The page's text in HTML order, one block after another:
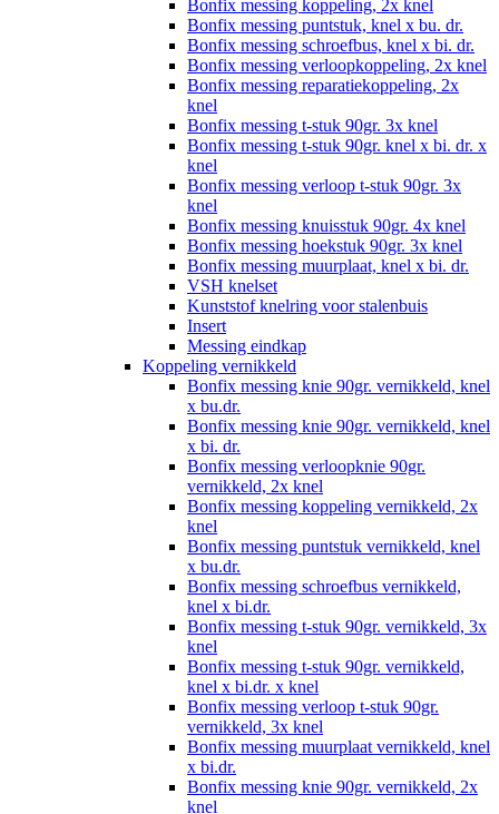
Bonfix messing koppeling, 2x knel
Bonfix messing puntstuk, knel x bu. dr.
Bonfix messing schroefbus, knel x bi. dr.
Bonfix messing verloopkoppeling, 2x knel
Bonfix messing reparatiekoppeling, 2x
knel
Bonfix messing t-stuk 90gr. 3x knel
Bonfix messing t-stuk 90gr. knel x bi. dr. x
knel
Bonfix messing verloop t-stuk 90gr. 3x
knel
Bonfix messing knuisstuk 90gr. 4x knel
Bonfix messing hoekstuk 90gr. 3x knel
Bonfix messing muurplaat, knel x bi. dr.
VSH knelset
Kunststof knelring voor stalenbuis
Insert
Messing eindkap
Koppeling vernikkeld
Bonfix messing knie 90gr. vernikkeld, knel
x bu.dr.
Bonfix messing knie 90gr. vernikkeld, knel
x bi. dr.
Bonfix messing verloopknie 90gr.
vernikkeld, 2x knel
Bonfix messing koppeling vernikkeld, 2x
knel
Bonfix messing puntstuk vernikkeld, knel
x bu.dr.
Bonfix messing schroefbus vernikkeld,
knel x bi.dr.
Bonfix messing t-stuk 90gr. vernikkeld, 3x
knel
Bonfix messing t-stuk 90gr. vernikkeld,
knel x bi.dr. x knel
Bonfix messing verloop t-stuk 90gr.
vernikkeld, 3x knel
Bonfix messing muurplaat vernikkeld, knel
x bi.dr.
Bonfix messing knie 90gr. vernikkeld, 2x
knel